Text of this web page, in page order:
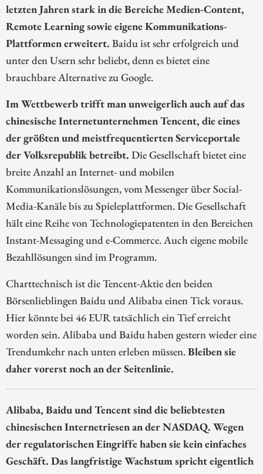
letzten Jahren stark in die Bereiche Medien-Content,
Remote Learning sowie eigene Kommunikations-
Plattformen erweitert. Baidu ist sehr erfolgreich und
unter den Usern sehr beliebt, denn es bietet eine
brauchbare Alternative zu Google.
Im Wettbewerb trifft man unweigerlich auch auf das
chinesische Internetunternehmen Tencent, die eines
der größten und meistfrequentierten Serviceportale
der Volksrepublik betreibt. Die Gesellschaft bietet eine
breite Anzahl an Internet- und mobilen
Kommunikationslösungen, vom Messenger über Social-
Media-Kanäle bis zu Spieleplattformen. Die Gesellschaft
hält eine Reihe von Technologiepatenten in den Bereichen
Instant-Messaging und e-Commerce. Auch eigene mobile
Bezahllösungen sind im Programm.
Charttechnisch ist die Tencent-Aktie den beiden
Börsenlieblingen Baidu und Alibaba einen Tick voraus.
Hier könnte bei 46 EUR tatsächlich ein Tief erreicht
worden sein. Alibaba und Baidu haben gestern wieder eine
Trendumkehr nach unten erleben müssen.Bleiben sie
daher vorerst noch an der Seitenlinie.
Alibaba, Baidu und Tencent sind die beliebtesten
chinesischen Internetriesen an der NASDAQ. Wegen
der regulatorischen Eingriffe haben sie kein einfaches
Geschäft. Das langfristige Wachstum spricht eigentlich